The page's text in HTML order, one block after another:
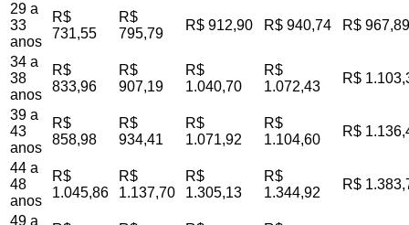
29 a
33
anos
R$
731,55
R$
795,79
R$ 912,90 R$ 940,74 R$ 967,89
34 a
38
anos
R$
833,96
R$
907,19
R$
1.040,70
R$
1.072,43
R$
39 a
43
anos
R$
858,98
R$
934,41
R$
1.071,92
R$
1.104,60
R$
44 a
48
anos
R$
1.045,86
R$
1.137,70
R$
1.305,13
R$
1.344,92
R$
49 a